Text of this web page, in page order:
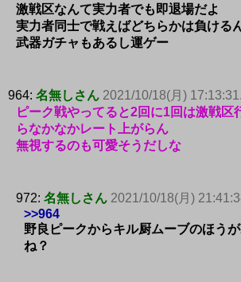
激戦区なんて実力者でも即退場だよ
実力者同士で戦えばどちらかは負ける
武器ガチャもあるし運ゲー
964: 名無しさん 2021/10/18(月)
ピーク戦やってると2回に1回は激戦区
らなかなかレート上がらん
無視するのも可愛そうだしな
972: 名無しさん 2021/10/18(月)
>>964
野良ピークからキル厨ムーブのほう
ね？